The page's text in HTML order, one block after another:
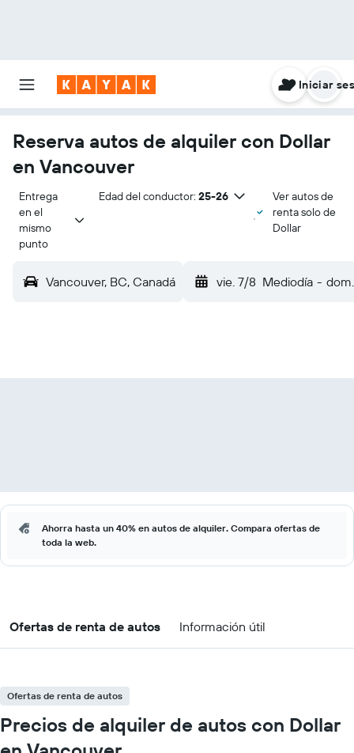
Iniciar
Reserva autos de alquiler con Dollar
en Vancouver
Entrega
en el
mismo
punto
Edad del conductor: 25-26
Ver autos de
renta solo de
Dollar
Vancouver, BC, Canadá vie. 7/8 Mediodía -
Ahorra hasta un 40% en autos de alquiler. Compara ofertas de
toda la web.
Ofertas de renta de autos Información útil
Ofertas de renta de autos
Precios de alquiler de autos con Dollar